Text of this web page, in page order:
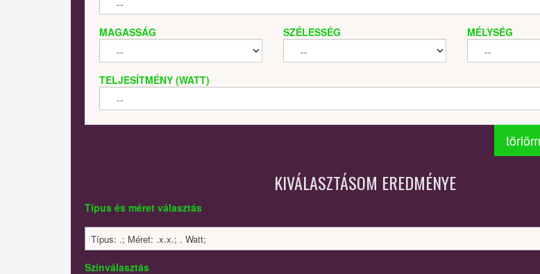
MAGASSÁG SZÉLESSÉG MÉLYSÉG
TELJESÍTMÉNY (WATT)
KIVÁLASZTÁSOM EREDMÉNYE
Típus és méret választás
Típus: .; Méret: .x.x.; . Watt;
Színválasztás